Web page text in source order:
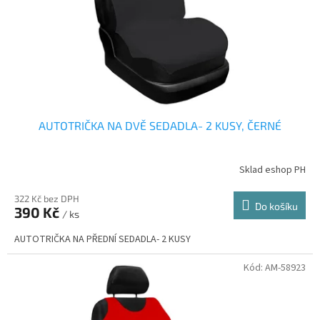
AUTOTRIČKA NA DVĚ SEDADLA- 2 KUSY, ČERNÉ
Sklad eshop PH
322 Kč bez DPH
390 Kč / ks
Do košíku
AUTOTRIČKA NA PŘEDNÍ SEDADLA- 2 KUSY
Kód: AM-58923